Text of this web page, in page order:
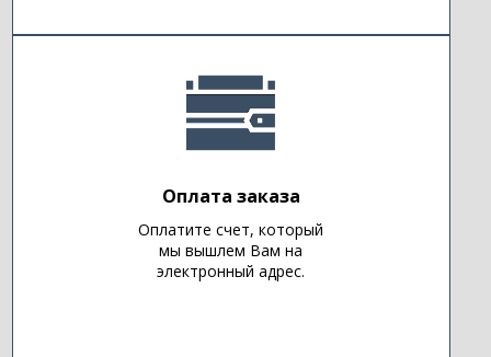
Оплата заказа
Оплатите счет, который
мы вышлем Вам на
электронный адрес.